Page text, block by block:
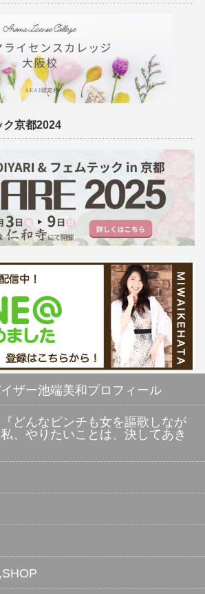
ク京都2024
ザー池端美和プロフィール
どんなピンチも女を謳歌しなが
、やりたいことは、決してあき